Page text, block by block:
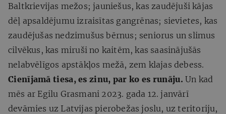
Baltkrievijas mežos; jauniešus, kas zaudējuši kājas
dēļ apsaldējumu izraisītas gangrēnas; sievietes, kas
zaudējušas nedzimušus bērnus; seniorus un slimus
cilvēkus, kas miruši no kaitēm, kas saasinājušās
nelabvēlīgos apstākļos mežā, zem klajas debess.
Cienījamā tiesa, es zinu, par ko es runāju.Un kad
mēs ar Egilu Grasmani 2023. gada 12. janvārī
devāmies uz Latvijas pierobežas joslu, uz teritoriju,